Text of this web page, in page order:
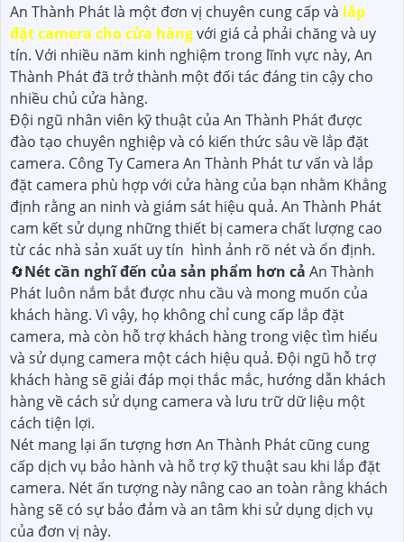
An Thành Phát là một đơn vị chuyên cung cấp và lắp
đặt camera cho cửa hàngvới giá cả phải chăng và uy
tín. Với nhiều năm kinh nghiệm trong lĩnh vực này, An
Thành Phát đã trở thành một đối tác đáng tin cậy cho
nhiều chủ cửa hàng.
Đội ngũ nhân viên kỹ thuật của An Thành Phát được
đào tạo chuyên nghiệp và có kiến thức sâu về lắp đặt
camera. Công Ty Camera An Thành Phát tư vấn và lắp
đặt camera phù hợp với cửa hàng của bạn nhằm Khẳng
định rằng an ninh và giám sát hiệu quả. An Thành Phát
cam kết sử dụng những thiết bị camera chất lượng cao
từ các nhà sản xuất uy tín hình ảnh rõ nét và ổn định.
🔄Nét cần nghĩ đến của sản phẩm hơn cả An Thành
Phát luôn nắm bắt được nhu cầu và mong muốn của
khách hàng. Vì vậy, họ không chỉ cung cấp lắp đặt
camera, mà còn hỗ trợ khách hàng trong việc tìm hiểu
và sử dụng camera một cách hiệu quả. Đội ngũ hỗ trợ
khách hàng sẽ giải đáp mọi thắc mắc, hướng dẫn khách
hàng về cách sử dụng camera và lưu trữ dữ liệu một
cách tiện lợi.
Nét mang lại ấn tượng hơn An Thành Phát cũng cung
cấp dịch vụ bảo hành và hỗ trợ kỹ thuật sau khi lắp đặt
camera. Nét ấn tượng này nâng cao an toàn rằng khách
hàng sẽ có sự bảo đảm và an tâm khi sử dụng dịch vụ
của đơn vị này.